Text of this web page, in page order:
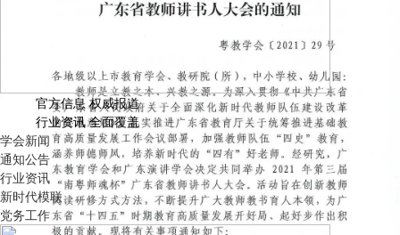
官方信息 权威报道
行业资讯 全面覆盖
学会新闻
通知公告
行业资讯
新时代模联
党务工作